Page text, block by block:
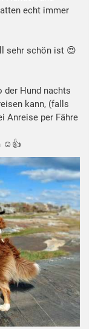
echt immer
sehr schön ist 😍
der Hund nachts
kann, (falls
Anreise per Fähre
☺👍